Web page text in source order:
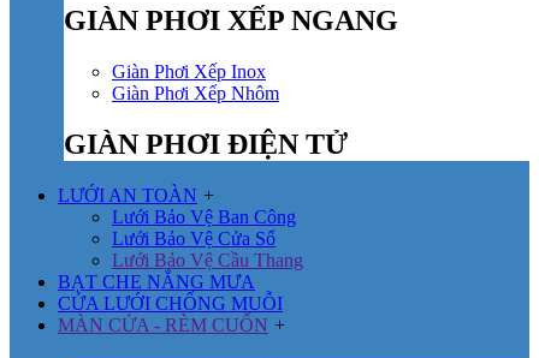
GIÀN PHƠI XẾP NGANG
Giàn Phơi Xếp Inox
Giàn Phơi Xếp Nhôm
GIÀN PHƠI ĐIỆN TỬ
LƯỚI AN TOÀN +
Lưới Bảo Vệ Ban Công
Lưới Bảo Vệ Cửa Sổ
Lưới Bảo Vệ Cầu Thang
BẠT CHE NẮNG MƯA
CỬA LƯỚI CHỐNG MUỖI
MÀN CỬA - RÈM CUỐN +